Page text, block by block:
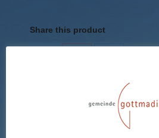
Kinder/Jugendliche
Share this product
LinkedIn